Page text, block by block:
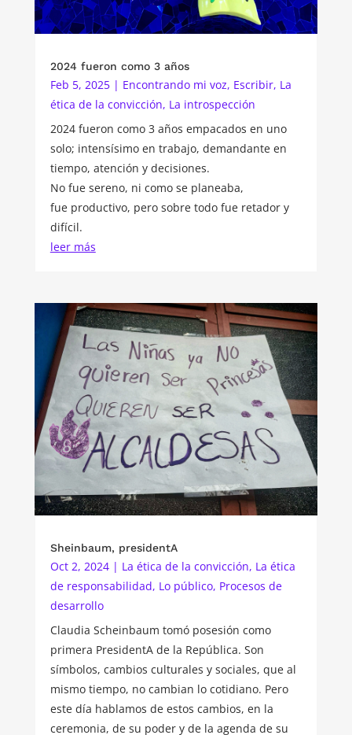
2024 fueron como 3 años
Feb 5, 2025| Encontrando mi voz, Escribir, La
ética de la convicción, La introspección
2024 fueron como 3 años empacados en uno
solo; intensísimo en trabajo, demandante en
tiempo, atención y decisiones.
No fue sereno, ni como se planeaba,
fue productivo, pero sobre todo fue retador y
difícil.
leer más
Sheinbaum, presidentA
Oct 2, 2024| La ética de la convicción, La ética
de responsabilidad, Lo público, Procesos de
desarrollo
Claudia Scheinbaum tomó posesión como
primera PresidentA de la República. Son
símbolos, cambios culturales y sociales, que al
mismo tiempo, no cambian lo cotidiano. Pero
este día hablamos de estos cambios, en la
ceremonia, de su poder y de la agenda de su